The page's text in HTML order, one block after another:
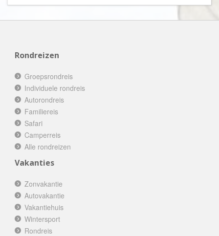
Rondreizen
Groepsrondreis
Individuele rondreis
Autorondreis
Familiereis
Safari
Camperreis
Alle rondreizen
Vakanties
Zonvakantie
Autovakantie
Vakantiehuis
Wintersport
Rondreis